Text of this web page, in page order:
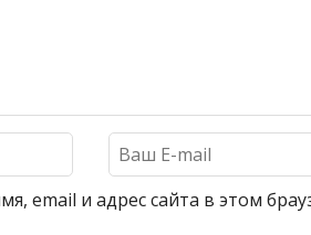
email и адрес сайта в этом